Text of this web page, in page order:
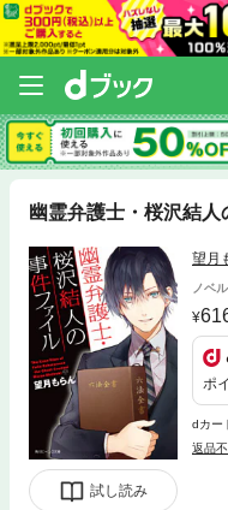
幽霊弁護士・桜沢結
試し読み
望月
ノベル
ポ
dカー
返品